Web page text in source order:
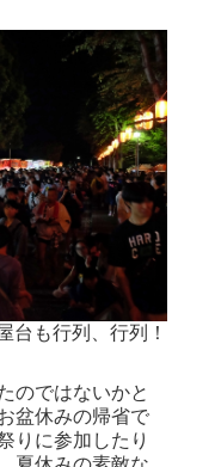
台も行列、行列！
のではないかと
盆休みの帰省で
りに参加したり